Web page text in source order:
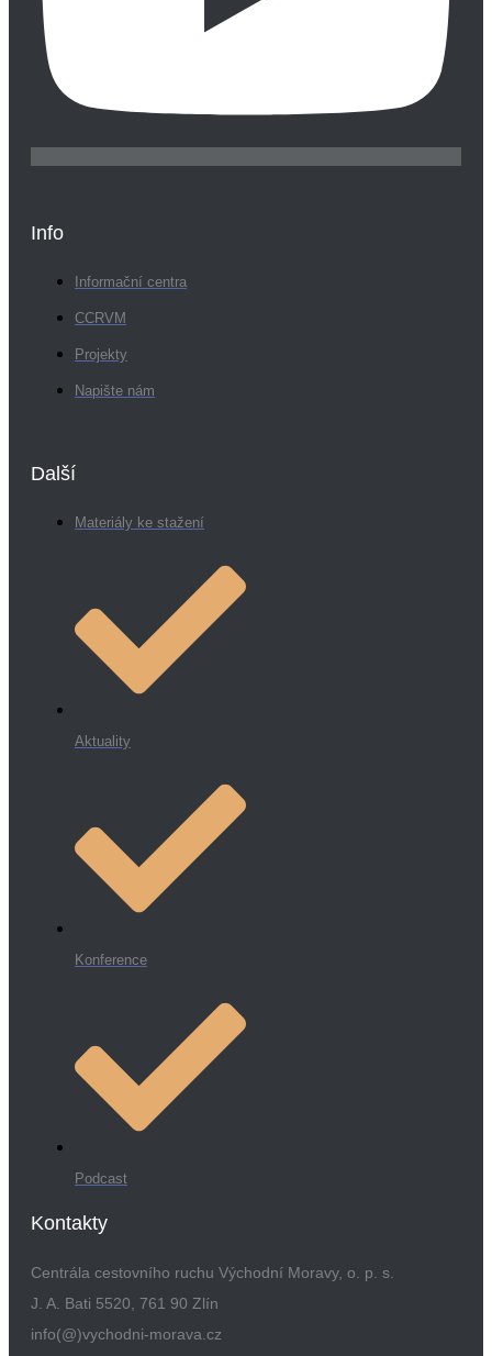
Info
Informační centra
CCRVM
Projekty
Napište nám
Další
Materiály ke stažení
Aktuality
Konference
Podcast
Kontakty
Centrála cestovního ruchu Východní Moravy, o. p. s.
J. A. Bati 5520, 761 90 Zlín
info(@)vychodni-morava.cz